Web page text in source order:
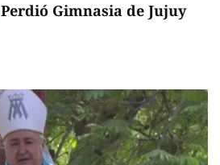
Perdió Gimnasia de Jujuy